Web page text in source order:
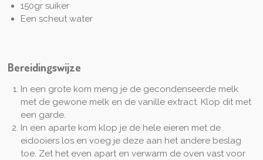
150gr suiker
Een scheut water
Bereidingswijze
In een grote kom meng je de gecondenseerde melk
met de gewone melk en de vanille extract. Klop dit met
een garde.
In een aparte kom klop je de hele eieren met de
eidooiers los en voeg je deze aan het andere beslag
toe. Zet het even apart en verwarm de oven vast voor